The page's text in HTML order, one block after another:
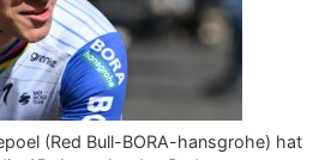
(Red Bull-BORA-hansgrohe) hat